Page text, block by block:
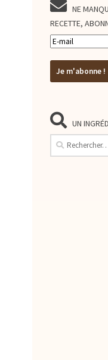
NE
RECETTE,
UN
Rechercher :